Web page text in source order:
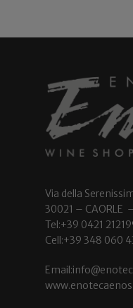
Via della
30021 – CAORLE
Tel:+39 0421
Cell:+39 348 060